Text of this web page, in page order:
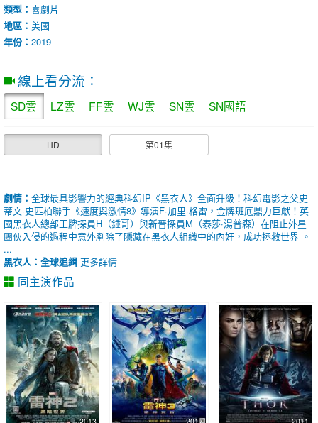
類型： 喜劇片
地區： 美國
年份： 2019
線上看分流：
SD雲 LZ雲 FF雲 WJ雲 SN雲 SN國語
HD 第01集
劇情： 全球最具影響力的經典科幻IP《黑衣人》全面升級！科幻電影之父史
蒂文·史匹柏聯手《速度與激情8》導演F·加里·格雷，金牌班底鼎力巨獻！英
國黑衣人總部王牌探員H（錘哥）與新晉探員M（泰莎·湯普森）在阻止外星
團伙入侵的過程中意外剷除了隱藏在黑衣人組織中的內奸，成功拯救世界 。
...
黑衣人：全球追緝 更多詳情
同主演作品
2013 2017 2011